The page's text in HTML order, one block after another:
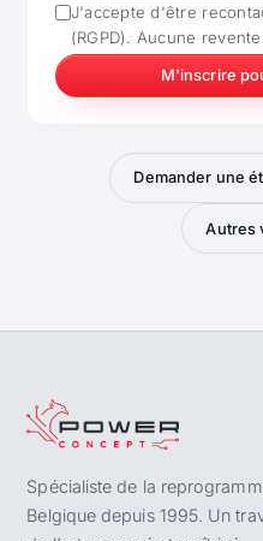
J'accepte d'être
(RGPD). Aucune revente.
M'inscrire
Demander une
Autres
Spécialiste de la
Belgique depuis 1995. Un